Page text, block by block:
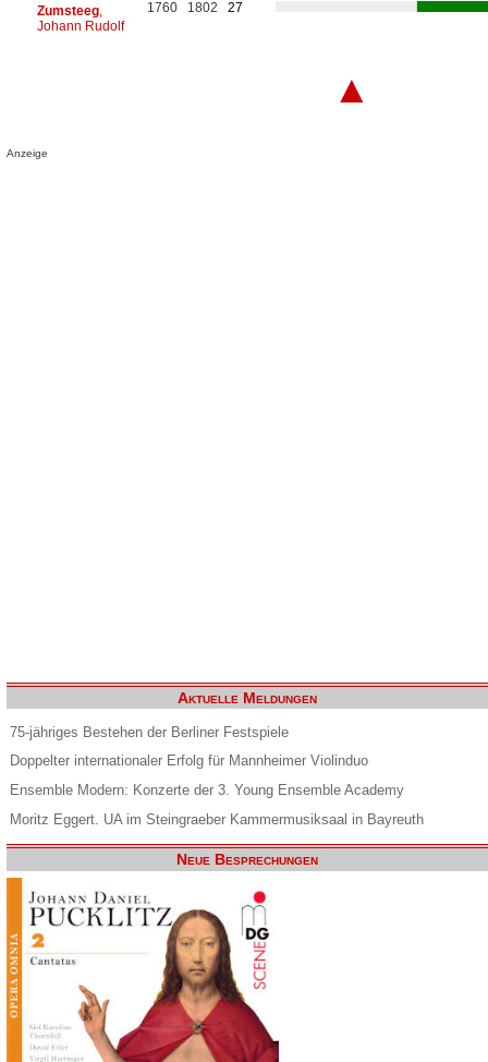
Zumsteeg,
Johann Rudolf
1760 1802 27
▲
Anzeige
Aktuelle Meldungen
75-jähriges Bestehen der Berliner Festspiele
Doppelter internationaler Erfolg für Mannheimer Violinduo
Ensemble Modern: Konzerte der 3. Young Ensemble Academy
Moritz Eggert. UA im Steingraeber Kammermusiksaal in Bayreuth
Neue Besprechungen